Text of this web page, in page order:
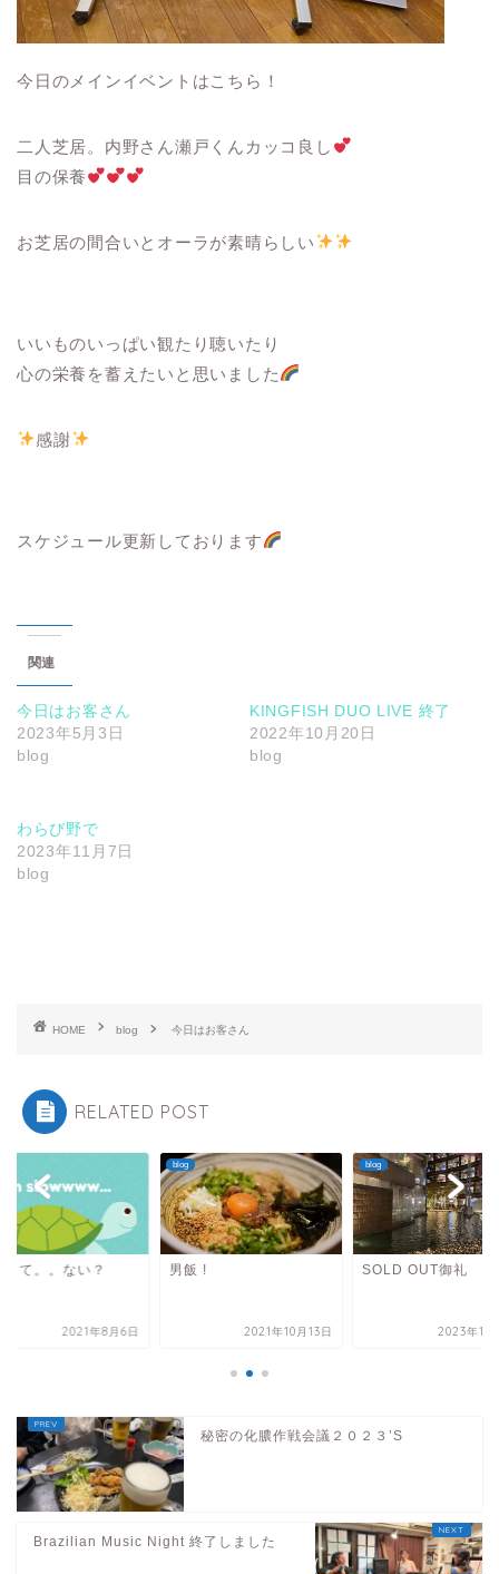
今日のメインイベントはこちら！
二人芝居。内野さん瀬戸くんカッコ良し
目の保養
お芝居の間合いとオーラが素晴らしい
いいものいっぱい観たり聴いたり
心の栄養を蓄えたいと思いました
感謝
スケジュール更新しております
関連
今日はお客さん
2023年5月3日
blog
KINGFISH DUO LIVE 終了
2022年10月20日
blog
わらび野で
2023年11月7日
blog
HOME blog 今日はお客さん
RELATED POST
して。。ない？
2021年8月6日
blog
男飯 !
2021年10月13日
blog
SOLD OUT御礼
2023年11
秘密の化膿作戦会議２０２３’S
Brazilian Music Night 終了しました